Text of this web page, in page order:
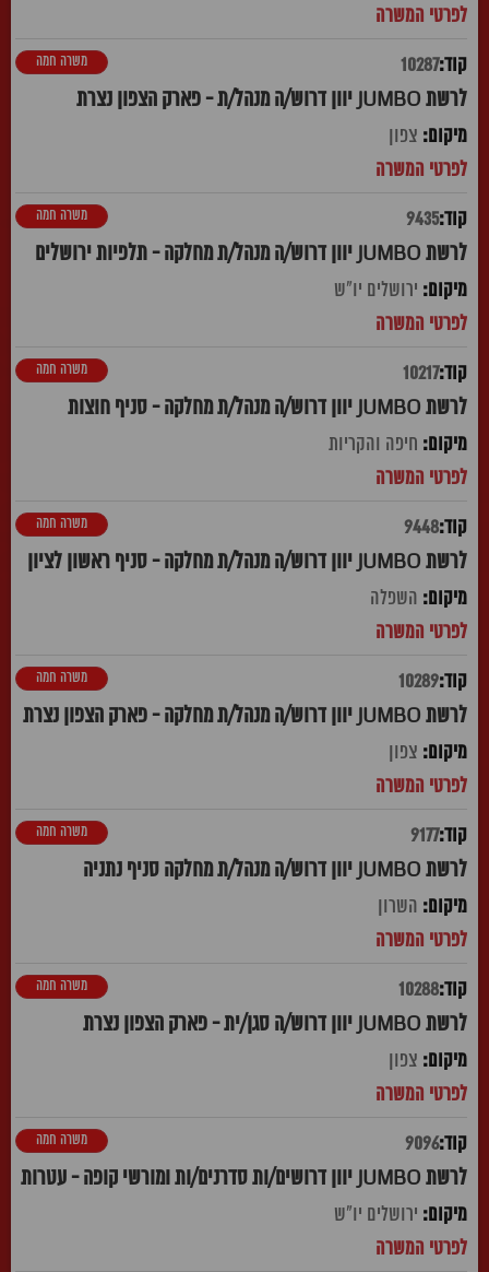
10287
לרשת JUMBO יוון דרוש/ה מנהל/ת - פארק הצפון נצרת
משרה חמה
צפון
9435
לרשת JUMBO יוון דרוש/ה מנהל/ת מחלקה - תלפיות ירושלים
משרה חמה
ירושלים יו"ש
10217
לרשת JUMBO יוון דרוש/ה מנהל/ת מחלקה - סניף חוצות
משרה חמה
חיפה והקריות
9448
לרשת JUMBO יוון דרוש/ה מנהל/ת מחלקה - סניף ראשון לציון
משרה חמה
השפלה
10289
לרשת JUMBO יוון דרוש/ה מנהל/ת מחלקה - פארק הצפון נצרת
משרה חמה
צפון
9177
לרשת JUMBO יוון דרוש/ה מנהל/ת מחלקה סניף נתניה
משרה חמה
השרון
10288
לרשת JUMBO יוון דרוש/ה סגן/ית - פארק הצפון נצרת
משרה חמה
צפון
9096
לרשת JUMBO יוון דרושים/ות סדרנים/ות ומורשי קופה - עטרות
משרה חמה
ירושלים יו"ש